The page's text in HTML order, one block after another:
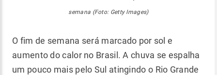
semana (Foto: Getty Images)
O fim de semana será marcado por sol e
aumento do calor no Brasil. A chuva se espalha
um pouco mais pelo Sul atingindo o Rio Grande